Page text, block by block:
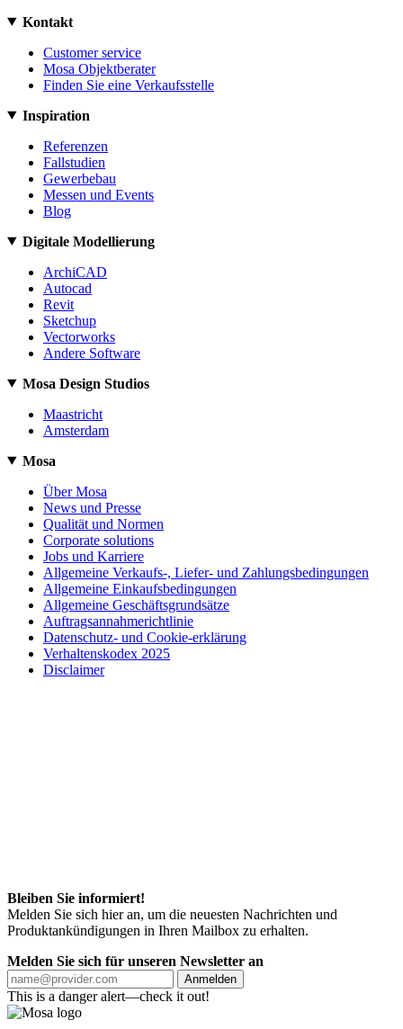
Kontakt
Customer service
Mosa Objektberater
Finden Sie eine Verkaufsstelle
Inspiration
Referenzen
Fallstudien
Gewerbebau
Messen und Events
Blog
Digitale Modellierung
ArchiCAD
Autocad
Revit
Sketchup
Vectorworks
Andere Software
Mosa Design Studios
Maastricht
Amsterdam
Mosa
Über Mosa
News und Presse
Qualität und Normen
Corporate solutions
Jobs und Karriere
Allgemeine Verkaufs-, Liefer- und Zahlungsbedingungen
Allgemeine Einkaufsbedingungen
Allgemeine Geschäftsgrundsätze
Auftragsannahmerichtlinie
Datenschutz- und Cookie-erklärung
Verhaltenskodex 2025
Disclaimer
Bleiben Sie informiert!
Melden Sie sich hier an, um die neuesten Nachrichten und
Produktankündigungen in Ihren Mailbox zu erhalten.
Melden Sie sich für unseren Newsletter an
Anmelden
This is a danger alert—check it out!